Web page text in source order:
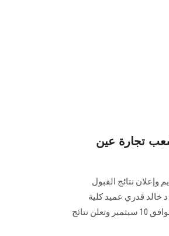
تجارة عين
نتائج القبول
2020/2021، حيث اعلن ا. د خالد قدري عميد كلية
التجارة أن التقديم بشعبة اللغة الفرنسية حتي يوم الخميس الموافق 10 سبتمبر وتعلن نتائج